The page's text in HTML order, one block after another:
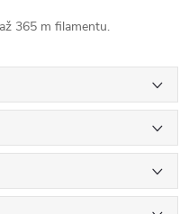
365 m filamentu.